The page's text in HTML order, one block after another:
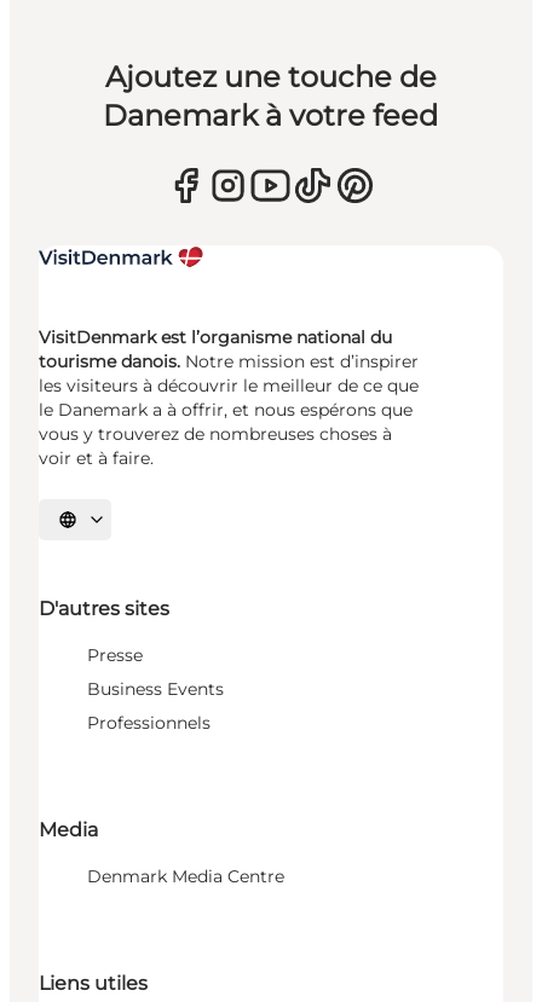
Ajoutez une touche de
Danemark à votre feed
VisitDenmark est l’organisme national du
tourisme danois. Notre mission est d’inspirer
les visiteurs à découvrir le meilleur de ce que
le Danemark a à offrir, et nous espérons que
vous y trouverez de nombreuses choses à
voir et à faire.
Choisissez la langue
D'autres sites
Presse
Business Events
Professionnels
Media
Denmark Media Centre
Liens utiles